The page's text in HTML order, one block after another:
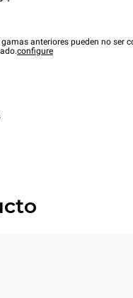
anteriores pueden no ser
configure